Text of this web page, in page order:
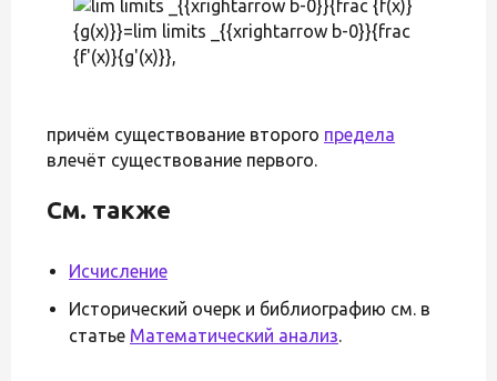
причём существование второго предела
влечёт существование первого.
См. также
Исчисление
Исторический очерк и библиографию см. в
статье Математический анализ.